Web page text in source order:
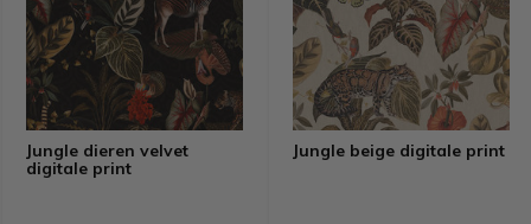
Jungle dieren velvet
digitale print
Jungle beige digitale print